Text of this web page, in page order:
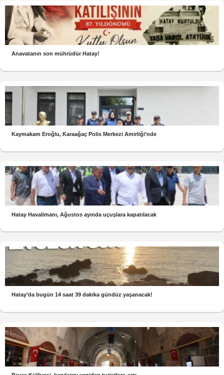
Anavatanın son mührüdür Hatay!
Kaymakam Eroğlu, Karaağaç Polis Merkezi Amirliği’nde
Hatay Havalimanı, Ağustos ayında uçuşlara kapatılacak
Hatay’da bugün 14 saat 39 dakika gündüz yaşanacak!